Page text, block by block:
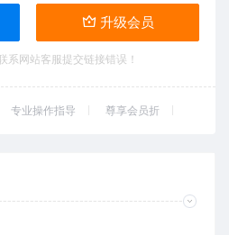
升级会员
系网站客服提交链接错误！
专业操作指导 尊享会员折